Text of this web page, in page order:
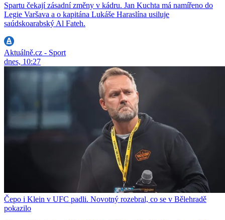
Spartu čekají zásadní změny v kádru. Jan Kuchta má namířeno do
Legie Varšava a o kapitána Lukáše Haraslína usiluje
saúdskoarabský Al Fateh.
Aktuálně.cz - Sport
dnes, 10:27
Čepo i Klein v UFC padli. Novotný rozebral, co se v Bělehradě
pokazilo